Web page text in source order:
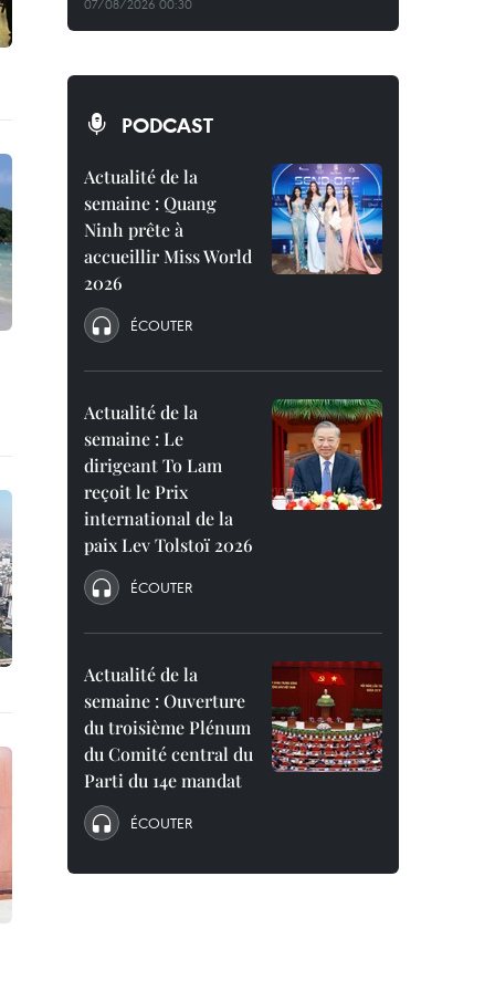
07/08/2026 00:30
PODCAST
Actualité de la
semaine : Quang
Ninh prête à
accueillir Miss World
2026
ÉCOUTER
Actualité de la
semaine : Le
dirigeant To Lam
reçoit le Prix
international de la
paix Lev Tolstoï 2026
ÉCOUTER
Actualité de la
semaine : Ouverture
du troisième Plénum
du Comité central du
Parti du 14e mandat
ÉCOUTER